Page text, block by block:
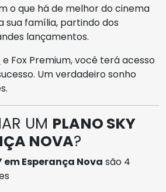
o que há de melhor do cinema
sua família, partindo dos
lançamentos.
e Fox Premium, você terá acesso
Um verdadeiro sonho
UM PLANO SKY
NOVA?
em Esperança Nova são 4